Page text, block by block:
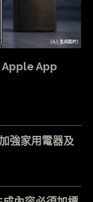
Apple App
強家用電器及